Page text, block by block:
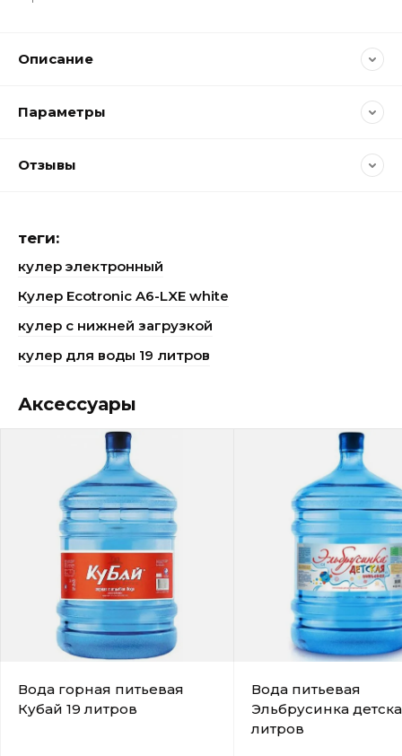
Описание
Параметры
Отзывы
теги:
кулер электронный
Кулер Ecotronic A6-LXE white
кулер с нижней загрузкой
кулер для воды 19 литров
Аксессуары
Вода горная питьевая
Кубай 19 литров
Вода питьевая
Эльбрусинка
литров